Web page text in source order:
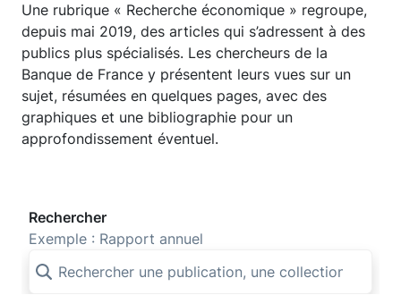
Une rubrique « Recherche économique » regroupe,
depuis mai 2019, des articles qui s’adressent à des
publics plus spécialisés. Les chercheurs de la
Banque de France y présentent leurs vues sur un
sujet, résumées en quelques pages, avec des
graphiques et une bibliographie pour un
approfondissement éventuel.
Rechercher
Exemple : Rapport annuel